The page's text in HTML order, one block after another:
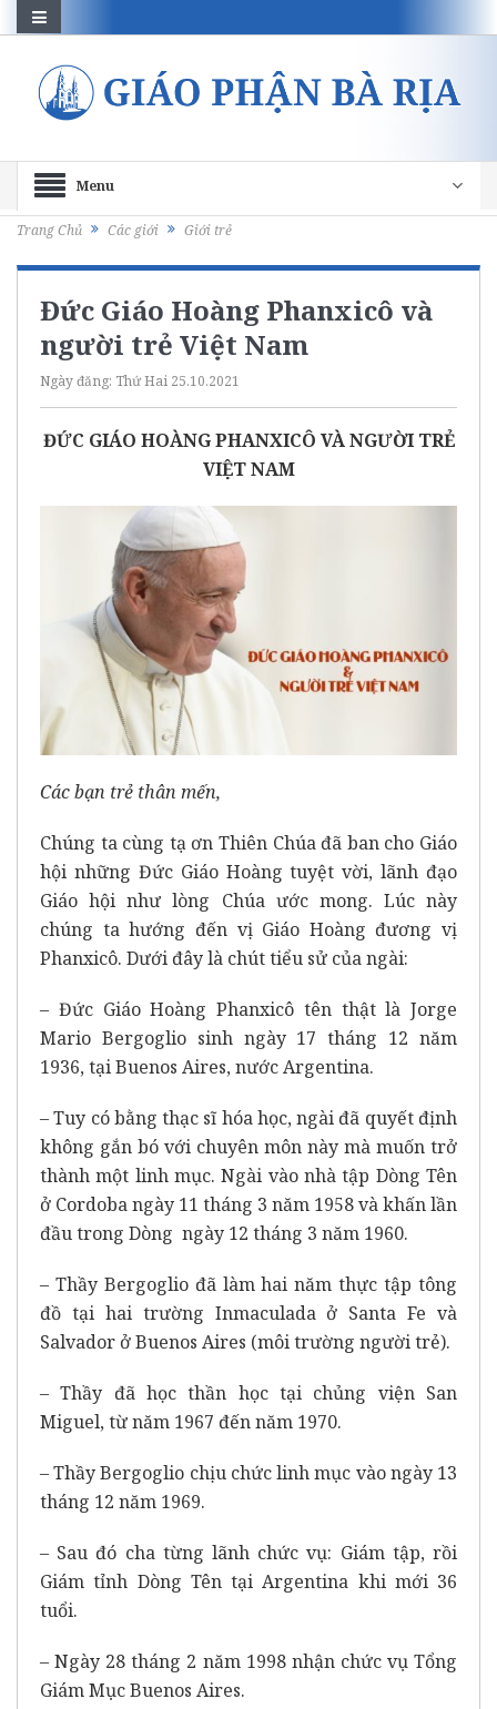
Menu
Trang Chủ Các giới Giới trẻ
Đức Giáo Hoàng Phanxicô và
người trẻ Việt Nam
Ngày đăng: Thứ Hai 25.10.2021
ĐỨC GIÁO HOÀNG PHANXICÔ VÀ NGƯỜI TRẺ
VIỆT NAM
Các bạn trẻ thân mến,
Chúng ta cùng tạ ơn Thiên Chúa đã ban cho Giáo
hội những Đức Giáo Hoàng tuyệt vời, lãnh đạo
Giáo hội như lòng Chúa ước mong. Lúc này
chúng ta hướng đến vị Giáo Hoàng đương vị
Phanxicô. Dưới đây là chút tiểu sử của ngài:
– Đức Giáo Hoàng Phanxicô tên thật là Jorge
Mario Bergoglio sinh ngày 17 tháng 12 năm
1936, tại Buenos Aires, nước Argentina.
– Tuy có bằng thạc sĩ hóa học, ngài đã quyết định
không gắn bó với chuyên môn này mà muốn trở
thành một linh mục. Ngài vào nhà tập Dòng Tên
ở Cordoba ngày 11 tháng 3 năm 1958 và khấn lần
đầu trong Dòng ngày 12 tháng 3 năm 1960.
– Thầy Bergoglio đã làm hai năm thực tập tông
đồ tại hai trường Inmaculada ở Santa Fe và
Salvador ở Buenos Aires (môi trường người trẻ).
– Thầy đã học thần học tại chủng viện San
Miguel, từ năm 1967 đến năm 1970.
– Thầy Bergoglio chịu chức linh mục vào ngày 13
tháng 12 năm 1969.
– Sau đó cha từng lãnh chức vụ: Giám tập, rồi
Giám tỉnh Dòng Tên tại Argentina khi mới 36
tuổi.
– Ngày 28 tháng 2 năm 1998 nhận chức vụ Tổng
Giám Mục Buenos Aires.